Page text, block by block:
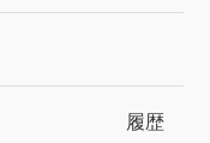
履歴